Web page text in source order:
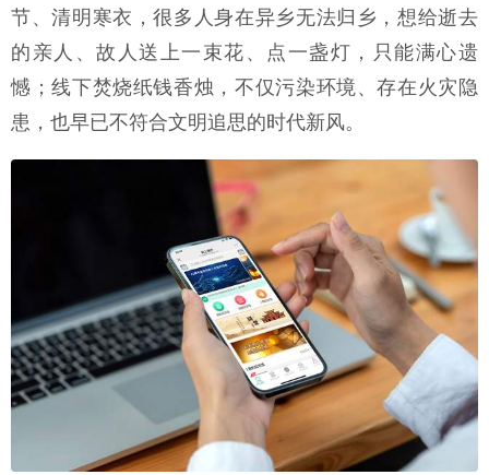
节、清明寒衣，很多人身在异乡无法归乡，想给逝去
的亲人、故人送上一束花、点一盏灯，只能满心遗
憾；线下焚烧纸钱香烛，不仅污染环境、存在火灾隐
患，也早已不符合文明追思的时代新风。